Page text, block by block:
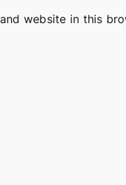
website in this